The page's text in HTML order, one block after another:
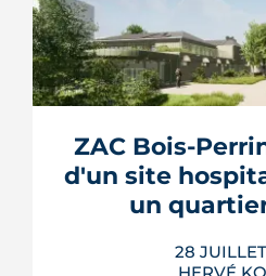
Construire, agrandir
Rennes Métropole ne
entre seuils de
communes et
premier coup de
passe en revue les
s'impose, le dépôt en
LIRE
ZAC Bois-
d'un site
un
28